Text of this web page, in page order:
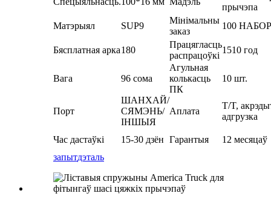
прычэпа
Матэрыял
SUP9
Мінімальны
заказ
100
Бясплатная арка180
Працягласць
распрацоўкі
1510 год
Вага 96 сома
Агульная
колькасць
ПК
10 шт.
Порт
ШАНХАЙ/
СЯМЭНЬ/
ІНШЫЯ
Аплата
T/T,
адгрузка
Час дастаўкі 15-30 дзён Гарантыя
12 месяцаў
запытдэталь